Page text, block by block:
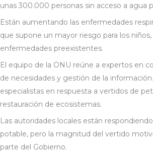
unas 300.000 personas sin acceso a agua
Están aumentando las enfermedades
que supone un mayor riesgo para los
enfermedades preexistentes.
El equipo de la ONU reúne a expertos en
de necesidades y gestión de la
especialistas en respuesta a vertidos de
restauración de ecosistemas.
Las autoridades locales están
potable, pero la magnitud del vertido
parte del Gobierno.